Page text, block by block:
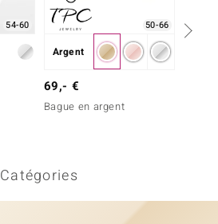
54-60 50-66
Argent
69,- €
Bague en argent
Catégories